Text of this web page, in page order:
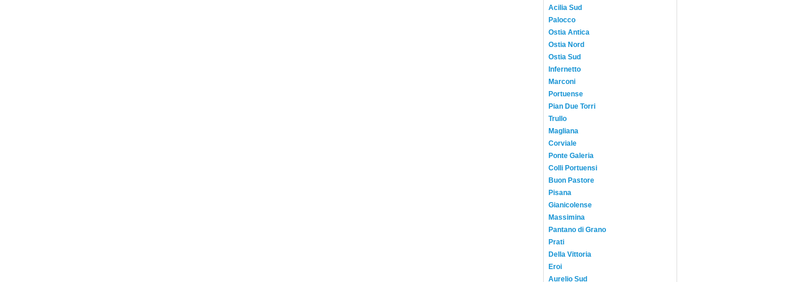
Acilia Sud
Palocco
Ostia Antica
Ostia Nord
Ostia Sud
Infernetto
Marconi
Portuense
Pian Due Torri
Trullo
Magliana
Corviale
Ponte Galeria
Colli Portuensi
Buon Pastore
Pisana
Gianicolense
Massimina
Pantano di Grano
Prati
Della Vittoria
Eroi
Aurelio Sud